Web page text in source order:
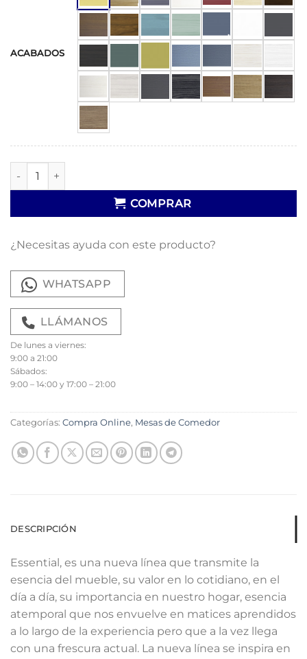
ACABADOS
Mesa Sancti Petri cantidad
COMPRAR
¿Necesitas ayuda con este producto?
WHATSAPP
LLÁMANOS
De lunes a viernes:
9:00 a 21:00
Sábados:
9:00 – 14:00 y 17:00 – 21:00
Categorías: Compra Online, Mesas de Comedor
DESCRIPCIÓN
Essential, es una nueva línea que transmite la
esencia del mueble, su valor en lo cotidiano, en el
día a día, su importancia en nuestro hogar, esencia
atemporal que nos envuelve en matices aprendidos
a lo largo de la experiencia pero que a la vez llega
con una frescura actual. La nueva línea se inspira en